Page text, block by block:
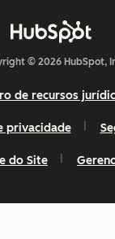
© 2026 HubSpot,
de recursos
privacidade
do Site